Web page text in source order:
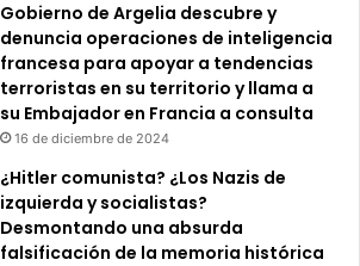
Gobierno de Argelia descubre y
denuncia operaciones de inteligencia
francesa para apoyar a tendencias
terroristas en su territorio y llama a
su Embajador en Francia a consulta
16 de diciembre de 2024
¿Hitler comunista? ¿Los Nazis de
izquierda y socialistas?
Desmontando una absurda
falsificación de la memoria histórica